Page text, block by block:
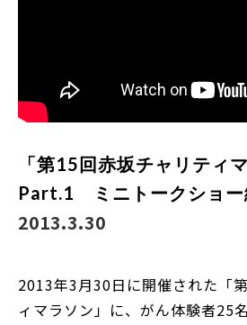
「第15回赤坂チャリティ
Part.1 ミニトークショー
2013.3.30
2013年3月30日に開催された「
ィマラソン」に、がん体験者25